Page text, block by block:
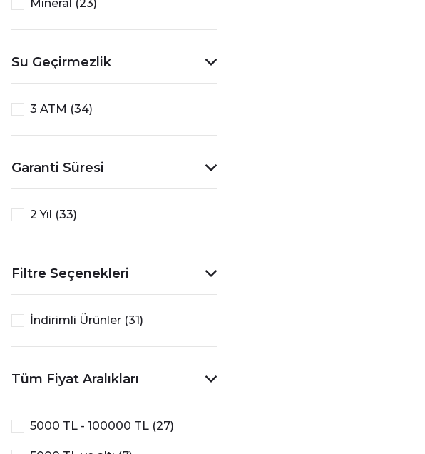
Mineral (23)
Su Geçirmezlik
3 ATM (34)
Garanti Süresi
2 Yıl (33)
Filtre Seçenekleri
İndirimli Ürünler (31)
Tüm Fiyat Aralıkları
5000 TL - 100000 TL (27)